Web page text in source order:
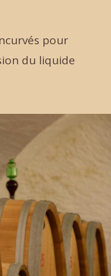
pour
du liquide